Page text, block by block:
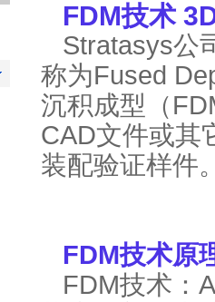
FDM技术
Stratasys公
称为Fused
沉积成型（
CAD文件或其
装配验证样件
FDM技术原
FDM技术：